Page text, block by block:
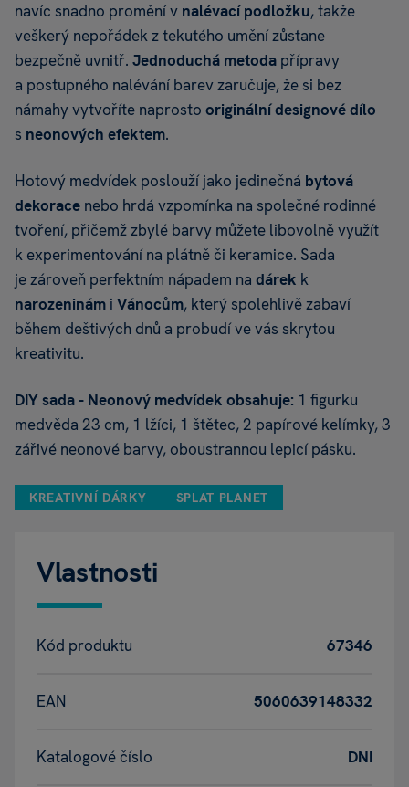
navíc snadno promění v nalévací podložku, takže
veškerý nepořádek z tekutého umění zůstane
bezpečně uvnitř. Jednoduchá metoda přípravy
a postupného nalévání barev zaručuje, že si bez
námahy vytvoříte naprosto originální designové dílo
s neonových efektem.
Hotový medvídek poslouží jako jedinečná bytová
dekorace nebo hrdá vzpomínka na společné rodinné
tvoření, přičemž zbylé barvy můžete libovolně využít
k experimentování na plátně či keramice. Sada
je zároveň perfektním nápadem na dárek k
narozeninám i Vánocům, který spolehlivě zabaví
během deštivých dnů a probudí ve vás skrytou
kreativitu.
DIY sada - Neonový medvídek obsahuje: 1 figurku
medvěda 23 cm, 1 lžíci, 1 štětec, 2 papírové kelímky, 3
zářivé neonové barvy, oboustrannou lepicí pásku.
KREATIVNÍ DÁRKY SPLAT PLANET
Vlastnosti
Kód produktu 67346
EAN 5060639148332
Katalogové číslo DNI